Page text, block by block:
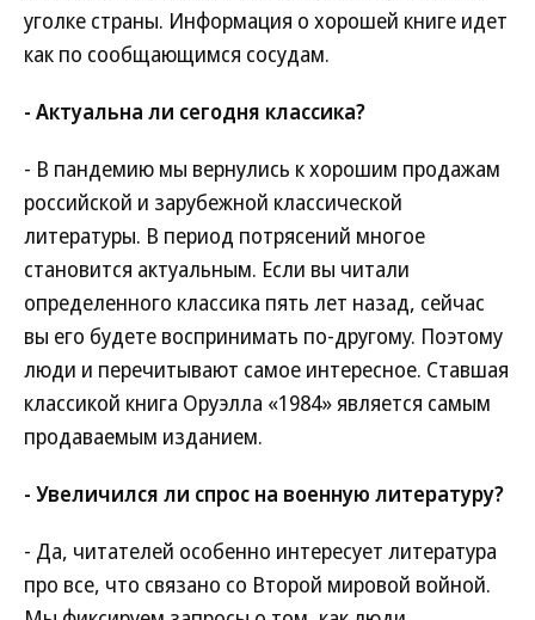
уголке страны. Информация о хорошей книге идет
как по сообщающимся сосудам.
- Актуальна ли сегодня классика?
- В пандемию мы вернулись к хорошим продажам
российской и зарубежной классической
литературы. В период потрясений многое
становится актуальным. Если вы читали
определенного классика пять лет назад, сейчас
вы его будете воспринимать по-другому. Поэтому
люди и перечитывают самое интересное. Ставшая
классикой книга Оруэлла «1984» является самым
продаваемым изданием.
- Увеличился ли спрос на военную литературу?
- Да, читателей особенно интересует литература
про все, что связано со Второй мировой войной.